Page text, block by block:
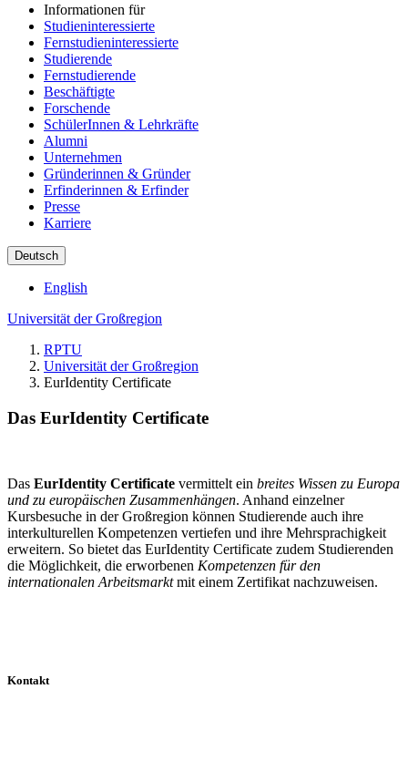
Informationen für
Studieninteressierte
Fernstudieninteressierte
Studierende
Fernstudierende
Beschäftigte
Forschende
SchülerInnen & Lehrkräfte
Alumni
Unternehmen
Gründerinnen & Gründer
Erfinderinnen & Erfinder
Presse
Karriere
Deutsch
English
Universität der Großregion
RPTU
Universität der Großregion
EurIdentity Certificate
Das EurIdentity Certificate
Das EurIdentity Certificate vermittelt ein breites Wissen zu Europa
und zu europäischen Zusammenhängen. Anhand einzelner
Kursbesuche in der Großregion können Studierende auch ihre
interkulturellen Kompetenzen vertiefen und ihre Mehrsprachigkeit
erweitern. So bietet das EurIdentity Certificate zudem Studierenden
die Möglichkeit, die erworbenen Kompetenzen für den
internationalen Arbeitsmarktmit einem Zertifikat nachzuweisen.
Kontakt